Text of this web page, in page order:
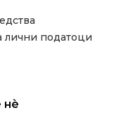
лични податоци
нѐ